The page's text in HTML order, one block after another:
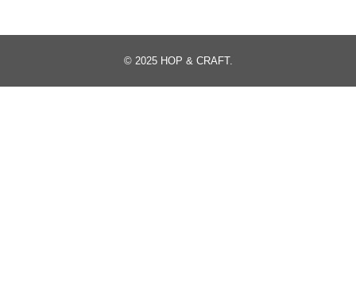
© 2025 HOP & CRAFT.